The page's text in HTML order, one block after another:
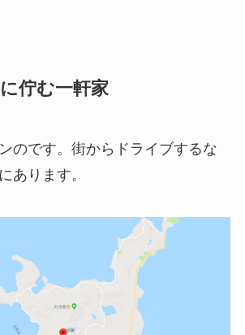
佇む一軒家
のです。街からドライブするな
あります。